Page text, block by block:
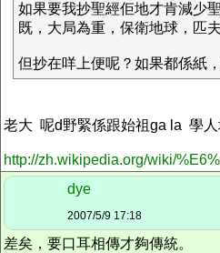
如果要我抄聖經佢地才肯減少
既，大局為重，保衛地球，匹夫
但抄在咩上便呢？如果都係紙
老大 呢d野緊係跟始祖ga la 學
http://zh.wikipedia.org/wiki/
dye
2007/5/9 17:18
差矣，要口耳相傳才夠傳統。